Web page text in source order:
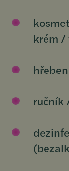
krém /
ručník